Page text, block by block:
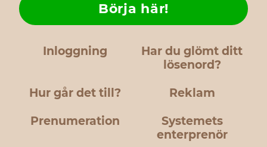
Inloggning
Har du glömt ditt
lösenord?
Hur går det till?
Börja här!
Reklam
Prenumeration
Systemets
enterprenör